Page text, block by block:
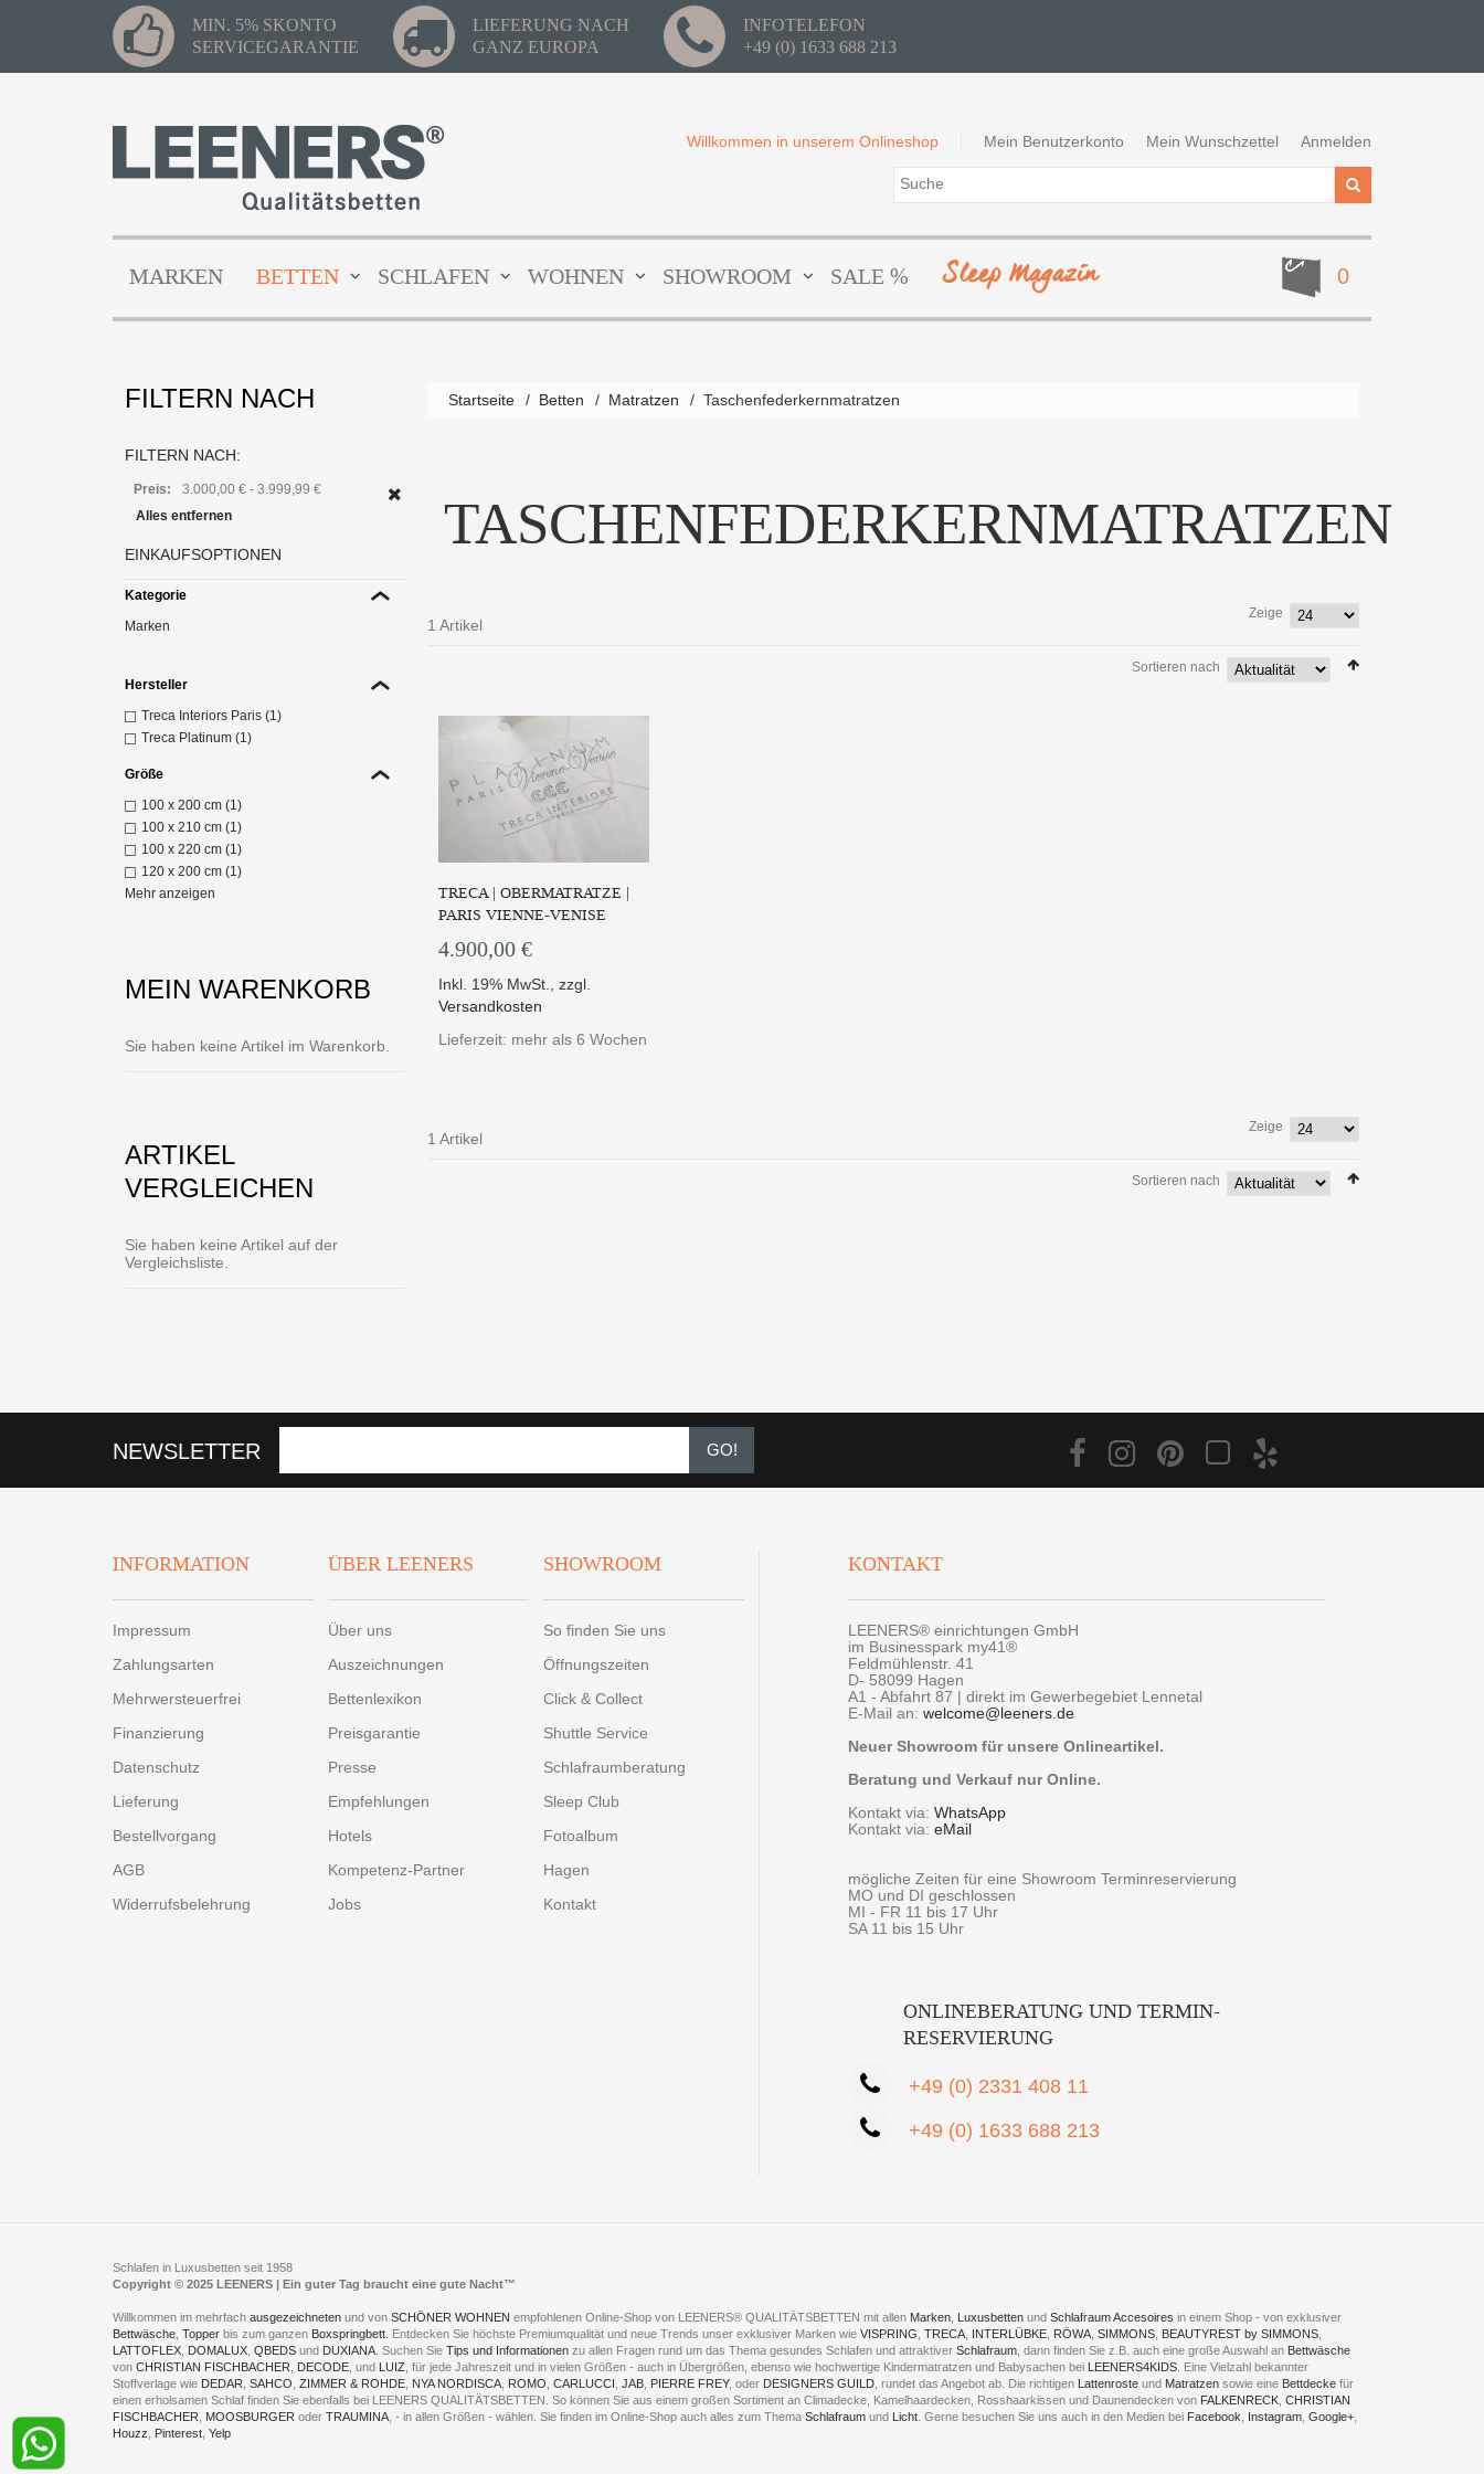
MIN. 5% SKONTO
SERVICEGARANTIE
LIEFERUNG NACH
GANZ EUROPA
INFOTELEFON
+49 (0) 1633 688 213
Mein Benutzerkonto Mein Wunschzettel Anmelden
Willkommen in unserem Onlineshop
0
MARKEN BETTEN SCHLAFEN WOHNEN SHOWROOM SALE % Sleep Magazin
Startseite / Betten / Matratzen / Taschenfederkernmatratzen
TASCHENFEDERKERNMATRATZEN
1 Artikel
Zeige
Sortieren nach
TRECA | OBERMATRATZE |
PARIS VIENNE-VENISE
4.900,00 €
Inkl. 19% MwSt.,zzgl.
Versandkosten
Lieferzeit: mehr als 6 Wochen
Die Matratze Vienne-Venise
1 Artikel
Zeige
Sortieren nach
FILTERN NACH
FILTERN NACH:
Preis:
3.000,00 € - 3.999,99 €
Alles entfernen
EINKAUFSOPTIONEN
Kategorie
Marken
Hersteller
Treca Interiors Paris (1)
Treca Platinum (1)
Größe
100 x 200 cm (1)
100 x 210 cm (1)
100 x 220 cm (1)
120 x 200 cm (1)
Mehr anzeigen
MEIN WARENKORB
Sie haben keine Artikel im Warenkorb.
ARTIKEL
VERGLEICHEN
Sie haben keine Artikel auf der
Vergleichsliste.
NEWSLETTER GO!
INFORMATION
Impressum
Zahlungsarten
Mehrwersteuerfrei
Finanzierung
Datenschutz
Lieferung
Bestellvorgang
AGB
Widerrufsbelehrung
ÜBER LEENERS
Über uns
Auszeichnungen
Bettenlexikon
Preisgarantie
Presse
Empfehlungen
Hotels
Kompetenz-Partner
Jobs
SHOWROOM
So finden Sie uns
Öffnungszeiten
Click & Collect
Shuttle Service
Schlafraumberatung
Sleep Club
Fotoalbum
Hagen
Kontakt
KONTAKT
LEENERS® einrichtungen GmbH
im Businesspark my41®
Feldmühlenstr. 41
D- 58099 Hagen
A1 - Abfahrt 87 | direkt im Gewerbegebiet Lennetal
E-Mail an: welcome@leeners.de
Neuer Showroom für unsere Onlineartikel.
Beratung und Verkauf nur Online.
Kontakt via: WhatsApp
Kontakt via: eMail
mögliche Zeiten für eine Showroom Terminreservierung
MO und DI geschlossen
MI - FR 11 bis 17 Uhr
SA 11 bis 15 Uhr
ONLINEBERATUNG UND TERMIN-
RESERVIERUNG
+49 (0) 2331 408 11
+49 (0) 1633 688 213
Schlafen in Luxusbetten seit 1958
Copyright © 2025 LEENERS | Ein guter Tag braucht eine gute Nacht™
Willkommen im mehrfach ausgezeichneten und von SCHÖNER WOHNEN empfohlenen Online-Shop von LEENERS® QUALITÄTSBETTEN mit allen Marken Luxusbetten und Schlafraum Accesoires in einem Shop - von exklusiver
Bettwäsche Topper bis zum ganzen Boxspringbett . Entdecken Sie höchste Premiumqualität und neue Trends unser exklusiver Marken wie VISPRING TRECA INTERLÜBKE RÖWA SIMMONS BEAUTYREST by SIMMONS
LATTOFLEX DOMALUX QBEDS und DUXIANA . Suchen Sie Tips und Informationen zu allen Fragen rund um das Thema gesundes Schlafen und attraktiver Schlafraum , dann finden Sie z.B. auch eine große Auswahl an Bettwäsche
von CHRISTIAN FISCHBACHER DECODE , und LUIZ , für jede Jahreszeit und in vielen Größen - auch in Übergrößen, ebenso wie hochwertige Kindermatratzen und Babysachen bei LEENERS4KIDS . Eine Vielzahl bekannter
Stoffverlage wie DEDAR SAHCO ZIMMER & ROHDE NYA NORDISCA ROMO CARLUCCI JAB PIERRE FREY, oder DESIGNERS GUILD , rundet das Angebot ab. Die richtigen Lattenroste und Matratzen sowie eine Bettdecke für
einen erholsamen Schlaf finden Sie ebenfalls bei LEENERS QUALITÄTSBETTEN. So können Sie aus einem großen Sortiment an Climadecke, Kamelhaardecken, Rosshaarkissen und Daunendecken von FALKENRECK CHRISTIAN
FISCHBACHER
MOOSBURGER oder TRAUMINA , - in allen Größen - wählen. Sie finden im Online-Shop auch alles zum Thema Schlafraum und Licht . Gerne besuchen Sie uns auch in den Medien bei Facebook Instagram Google+
Houzz
Pinterest Yelp